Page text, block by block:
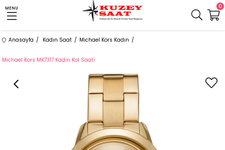
MENU 0
Anasayfa Kadın Saat Michael Kors Kadın
Michael Kors MK7317 Kadın Kol Saati